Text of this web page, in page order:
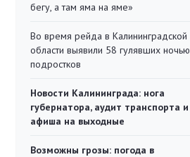
бегу, а там яма на яме»
Во время рейда в Калининградской
области выявили 58 гулявших ночью
подростков
Новости Калининграда: нога
губернатора, аудит транспорта и
афиша на выходные
Возможны грозы: погода в